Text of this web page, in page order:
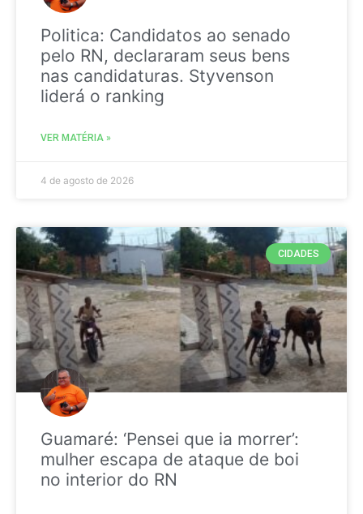
Politica: Candidatos ao senado
pelo RN, declararam seus bens
nas candidaturas. Styvenson
liderá o ranking
VER MATÉRIA »
4 de agosto de 2026
CIDADES
Guamaré: ‘Pensei que ia morrer’:
mulher escapa de ataque de boi
no interior do RN